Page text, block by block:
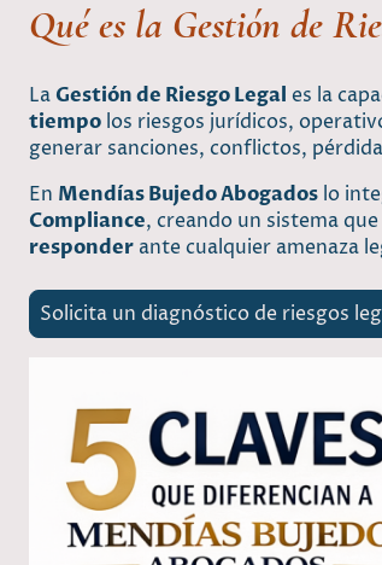
Qué es la Gestión de
La Gestión de Riesgo Legal es la
tiempo los riesgos jurídicos,
generar sanciones, conflictos,
En Mendías Bujedo Abogados lo
Compliance, creando un sistema
responder ante cualquier amenaza
Solicita un diagnóstico de riesgos